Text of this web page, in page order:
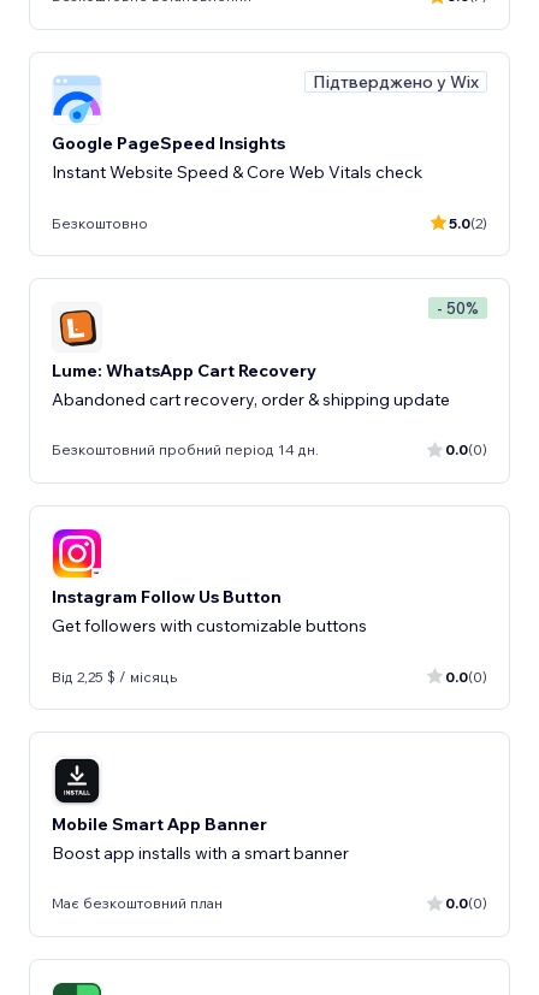
Підтверджено у Wix
Google PageSpeed Insights
Instant Website Speed & Core Web Vitals check
Безкоштовно 5.0(2)
- 50%
Lume: WhatsApp Cart Recovery
Abandoned cart recovery, order & shipping update
Безкоштовний пробний період 14 дн. 0.0(0)
Instagram Follow Us Button
Get followers with customizable buttons
Від 2,25 $ / місяць 0.0(0)
Mobile Smart App Banner
Boost app installs with a smart banner
Має безкоштовний план 0.0(0)